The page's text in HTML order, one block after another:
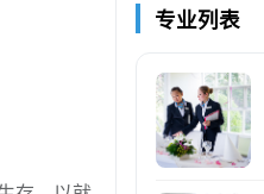
专业列表